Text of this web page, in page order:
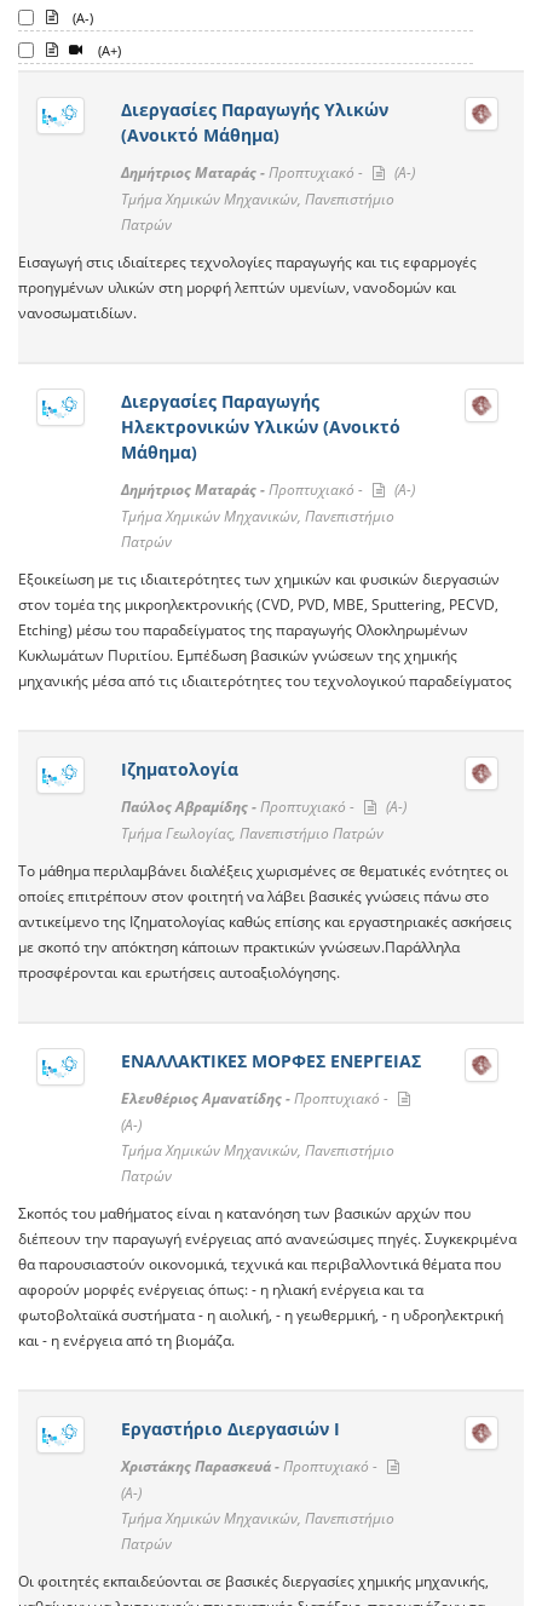
(A-)
(A+)
Διεργασίες Παραγωγής Υλικών
(Ανοικτό Μάθημα)
Δημήτριος Ματαράς -Προπτυχιακό -
(A-)
Τμήμα Χημικών Μηχανικών, Πανεπιστήμιο
Πατρών
Εισαγωγή στις ιδιαίτερες τεχνολογίες παραγωγής και τις εφαρμογές
προηγμένων υλικών στη μορφή λεπτών υμενίων, νανοδομών και
νανοσωματιδίων.
Διεργασίες Παραγωγής
Ηλεκτρονικών Υλικών (Ανοικτό
Μάθημα)
Δημήτριος Ματαράς -Προπτυχιακό -
(A-)
Τμήμα Χημικών Μηχανικών, Πανεπιστήμιο
Πατρών
Εξοικείωση με τις ιδιαιτερότητες των χημικών και φυσικών διεργασιών
στον τομέα της μικροηλεκτρονικής (CVD, PVD, MBE, Sputtering, PECVD,
Etching) μέσω του παραδείγματος της παραγωγής Ολοκληρωμένων
Κυκλωμάτων Πυριτίου. Εμπέδωση βασικών γνώσεων της χημικής
μηχανικής μέσα από τις ιδιαιτερότητες του τεχνολογικού παραδείγματος
Ιζηματολογία
Παύλος Αβραμίδης -Προπτυχιακό -
(A-)
Τμήμα Γεωλογίας, Πανεπιστήμιο Πατρών
Το μάθημα περιλαμβάνει διαλέξεις χωρισμένες σε θεματικές ενότητες οι
οποίες επιτρέπουν στον φοιτητή να λάβει βασικές γνώσεις πάνω στο
αντικείμενο της Ιζηματολογίας καθώς επίσης και εργαστηριακές ασκήσεις
με σκοπό την απόκτηση κάποιων πρακτικών γνώσεων.Παράλληλα
προσφέρονται και ερωτήσεις αυτοαξιολόγησης.
ΕΝΑΛΛΑΚΤΙΚΕΣ ΜΟΡΦΕΣ ΕΝΕΡΓΕΙΑΣ
Ελευθέριος Αμανατίδης -Προπτυχιακό -
(A-)
Τμήμα Χημικών Μηχανικών, Πανεπιστήμιο
Πατρών
Σκοπός του μαθήματος είναι η κατανόηση των βασικών αρχών που
διέπεουν την παραγωγή ενέργειας από ανανεώσιμες πηγές. Συγκεκριμένα
θα παρουσιαστούν οικονομικά, τεχνικά και περιβαλλοντικά θέματα που
αφορούν μορφές ενέργειας όπως: - η ηλιακή ενέργεια και τα
φωτοβολταϊκά συστήματα - η αιολική, - η γεωθερμική, - η υδροηλεκτρική
και - η ενέργεια από τη βιομάζα.
Εργαστήριο Διεργασιών I
Χριστάκης Παρασκευά -Προπτυχιακό -
(A-)
Τμήμα Χημικών Μηχανικών, Πανεπιστήμιο
Πατρών
Οι φοιτητές εκπαιδεύονται σε βασικές διεργασίες χημικής μηχανικής,